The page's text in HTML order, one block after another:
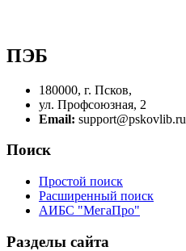
ПЭБ
180000, г. Псков,
ул. Профсоюзная, 2
Email: support@pskovlib.ru
Поиск
Простой поиск
Расширенный поиск
АИБС "МегаПро"
Разделы сайта